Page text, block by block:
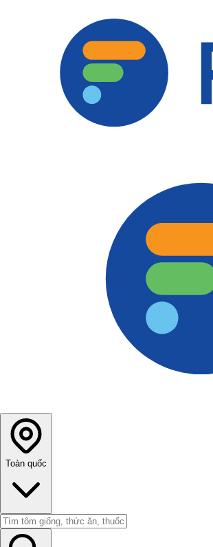
Toàn quốc